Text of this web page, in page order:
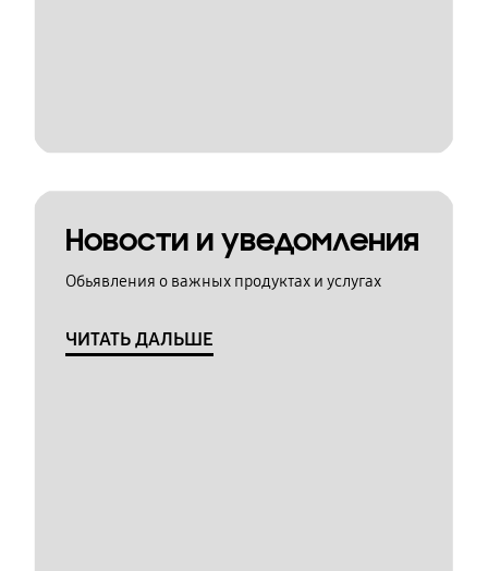
Новости и уведомления
Обьявления о важных продуктах и услугах
ЧИТАТЬ ДАЛЬШЕ